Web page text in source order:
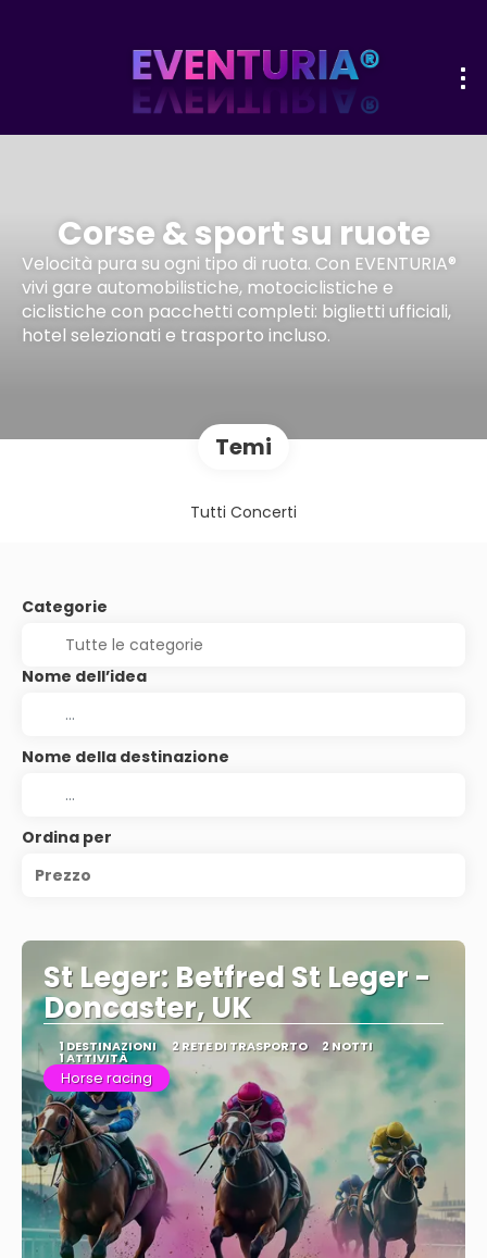
Corse & sport su ruote
Velocità pura su ogni tipo di ruota. Con EVENTURIA®
vivi gare automobilistiche, motociclistiche e
ciclistiche con pacchetti completi: biglietti ufficiali,
hotel selezionati e trasporto incluso.
Temi
Tutti Concerti
Categorie
Nome dell’idea
Nome della destinazione
Ordina per
Prezzo
St Leger: Betfred St Leger -
Doncaster, UK
1 DESTINAZIONI 2 RETE DI TRASPORTO 2 NOTTI
1 ATTIVITÀ
Horse racing